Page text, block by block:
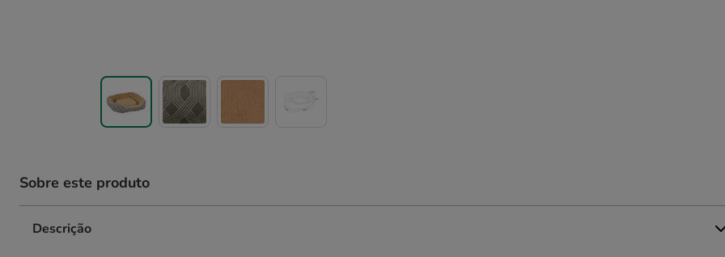
Sobre este produto
Descrição